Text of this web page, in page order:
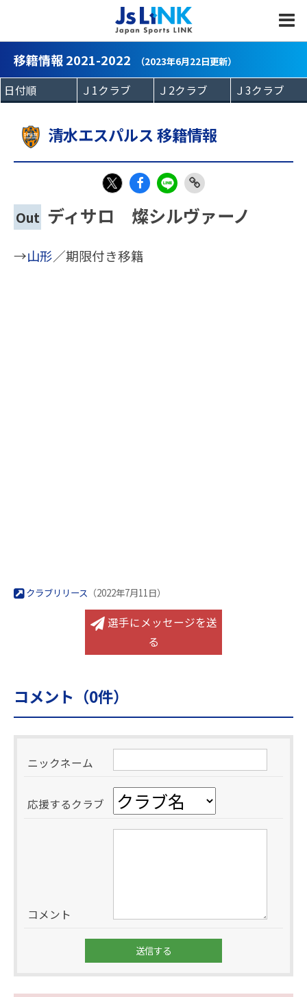
移籍情報 2021-2022 （2023年6月22日更新）
清水エスパルス 移籍情報
Fac
eb
k
E
Link
Copy
Out ディサロ 燦シルヴァーノ
→山形／期限付き移籍
クラブリリース （2022年7月11日）
選手にメッセージを送
る
コメント（0件）
ニックネーム
応援するクラブ
コメント